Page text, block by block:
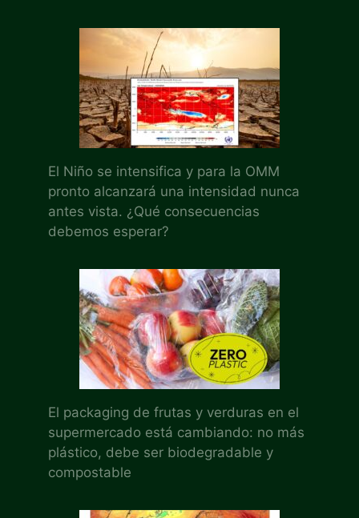
El Niño se intensifica y para la OMM
pronto alcanzará una intensidad nunca
antes vista. ¿Qué consecuencias
debemos esperar?
El packaging de frutas y verduras en el
supermercado está cambiando: no más
plástico, debe ser biodegradable y
compostable